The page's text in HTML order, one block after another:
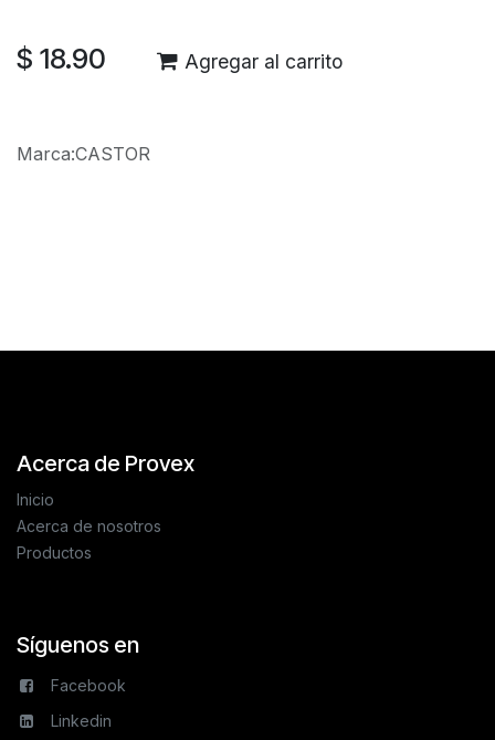
$ 18.90 Agregar al carrito
Marca:CASTOR
Acerca de Provex
Inicio
Acerca de nosotros
Productos
Síguenos en
Facebook
Linkedin